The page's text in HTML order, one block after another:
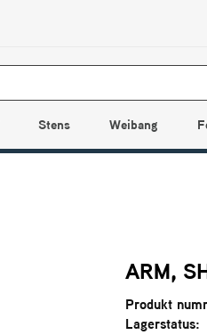
Stens Weibang
ARM,
Produkt
Lagerstatus: